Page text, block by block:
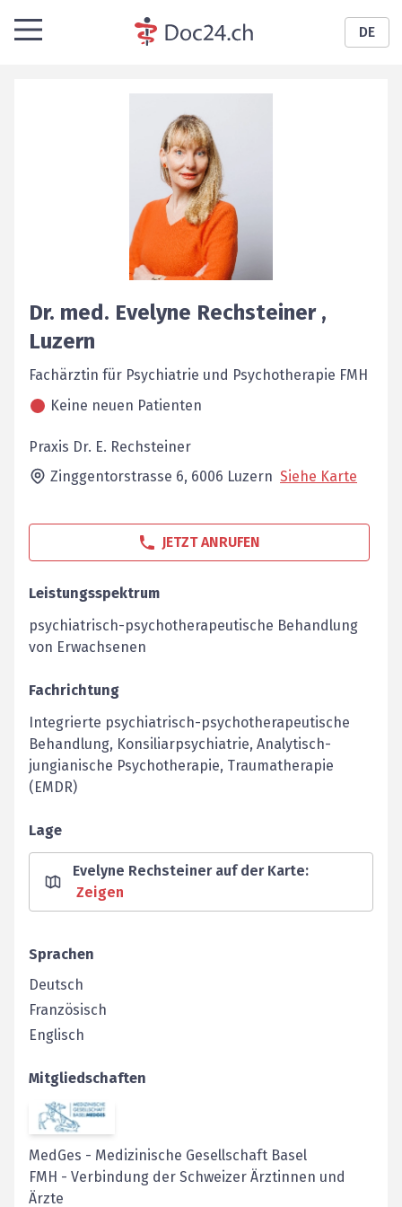
DE
Dr. med. Evelyne Rechsteiner ,
Luzern
Fachärztin für Psychiatrie und Psychotherapie FMH
Keine neuen Patienten
Praxis Dr. E. Rechsteiner
Zinggentorstrasse 6, 6006 Luzern Siehe Karte
JETZT ANRUFEN
Leistungsspektrum
psychiatrisch-psychotherapeutische Behandlung
von Erwachsenen
Fachrichtung
Integrierte psychiatrisch-psychotherapeutische
Behandlung, Konsiliarpsychiatrie, Analytisch-
jungianische Psychotherapie, Traumatherapie
(EMDR)
Lage
Evelyne Rechsteiner auf der Karte:
Zeigen
Sprachen
Deutsch
Französisch
Englisch
Mitgliedschaften
MedGes - Medizinische Gesellschaft Basel
FMH - Verbindung der Schweizer Ärztinnen und
Ärzte